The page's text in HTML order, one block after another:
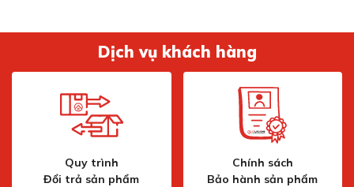
Dịch vụ khách hàng
Quy trình
Đổi trả sản phẩm
Chính sách
Bảo hành sản phẩm